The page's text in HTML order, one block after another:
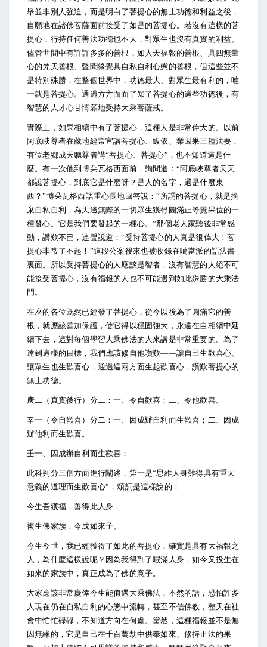
舉並非別人強迫，而是明白了菩提心的無上功德和利益之後，
自願地在諸佛菩薩面前接受了如是的菩提心。若沒有這樣的菩
提心，行持任何善法功德也不大，對眾生也沒有真實的利益。
儘管世間中有許許多多的善根，如人天福報的善根、具四無量
心的梵天善根、聲聞緣覺具自私自利心態的善根，但這些並不
是特別殊勝，在整個世界中，功德最大、對眾生最有利的，唯
一就是菩提心。通過方方面面了知了菩提心的這些功德後，有
智慧的人才心甘情願地受持大乘菩薩戒。
實際上，如果相續中有了菩提心，這種人是非常偉大的。以前
阿底峽尊者在藏地經常宣講菩提心、皈依、業因果三種法要，
有位老鄉成天聽尊者講“菩提心、菩提心”，也不知道這是什
麼。有一次他到博朵瓦格西面前，詢問道：“阿底峽尊者天天
都說菩提心，到底它是什麼呀？是人的名字，還是什麼東
西？”博朵瓦格西語重心長地回答說：“所謂的菩提心，就是捨
棄自私自利，為天邊無際的一切眾生獲得圓滿正等覺果位的一
種發心。它是我們要發起的一種心。”那個老人家聽後非常感
動，讚歎不已，連聲說道：“受持菩提心的人真是很偉大！菩
提心非常了不起！”這段公案後來也被收錄在噶當派的語法書
裏面。所以受持菩提心的人應該是智者，沒有智慧的人絕不可
能接受菩提心，沒有福報的人也不可能遇到如此殊勝的大乘法
門。
在座的各位既然已經發了菩提心，從今以後為了圓滿它的善
根，就應該善加保護，使它得以穩固強大，永遠在自相續中延
續下去，這對每個學習大乘佛法的人來講是非常重要的。為了
達到這樣的目標，我們應該修自他讚歎——讓自己生歡喜心、
讓眾生也生歡喜心，通過這兩方面生起歡喜心，讚歎菩提心的
無上功德。
庚二（真實後行）分二：一、令自歡喜；二、令他歡喜。
辛一（令自歡喜）分二：一、因成辦自利而生歡喜；二、因成
辦他利而生歡喜。
壬一、因成辦自利而生歡喜：
此科判分三個方面進行闡述，第一是“思維人身難得具有重大
意義的道理而生歡喜心”，頌詞是這樣說的：
今生吾獲福，善得此人身，
複生佛家族，今成如來子。
今生今世，我已經獲得了如此的菩提心，確實是具有大福報之
人，為什麼這樣說呢？因為我得到了暇滿人身，如今又投生在
如來的家族中，真正成為了佛的意子。
大家應該非常慶倖今生能值遇大乘佛法，不然的話，恐怕許多
人現在仍在自私自利的心態中流轉，甚至不信佛教，整天在社
會中忙忙碌碌，不知道方向在何處。當然，這種福報並不是無
因無緣的，它是自己在千百萬劫中供奉如來、修持正法的果